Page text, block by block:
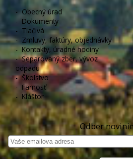
- Obecný úrad
-Dokumenty
- Tlačivá
- Zmluvy, faktúry, objednávky
- Kontakty, úradné hodiny
-Separovaný zber, vývoz
odpadu
- Školstvo
- Farnosť
- Kláštor
Odber